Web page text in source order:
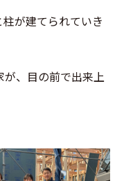
が建てられていき
、目の前で出来上